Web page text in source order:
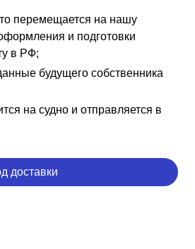
перемещается на нашу
и подготовки
в РФ;
будущего собственника
на судно и отправляется в
доставки